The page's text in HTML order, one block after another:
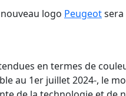
logo Peugeotsera
en termes de
au 1er juillet 2024-, le